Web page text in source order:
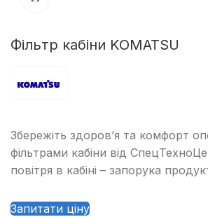
Фільтр кабіни KOMATSU
Збережіть здоров’я та комфорт
фільтрами кабіни від
повітря в кабіні – запорука
Запитати ціну